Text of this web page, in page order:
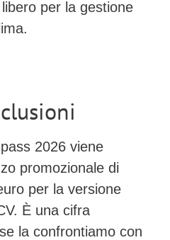
per la gestione
2026 viene
promozionale di
per la versione
È una cifra
la confrontiamo con